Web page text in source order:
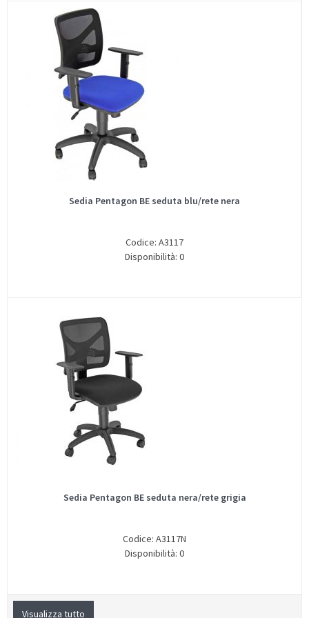
Sedia Pentagon BE seduta blu/rete nera
Codice: A3117
Disponibilità: 0
Sedia Pentagon BE seduta nera/rete grigia
Codice: A3117N
Disponibilità: 0
Visualizza tutto